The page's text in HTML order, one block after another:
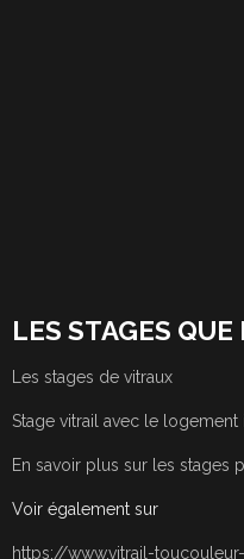
LES STAGES
Les stages de vitraux
Stage vitrail avec le logement
En savoir plus sur les stages
Voir également sur
https://www.vitrail-